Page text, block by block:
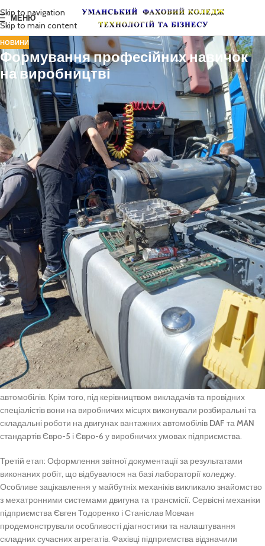
Skip to navigation
Skip to main content
МЕНЮ
НОВИНИ
Формування професійних навичок
на виробництві
Навчальна практика з спеціальних дисциплін — це фундамент
підготовки майбутніх фахівців. Вона дозволяє студентам застосувати
теоретичні знання, здобуті в аудиторіях, отримати реальний
практичний досвід та закріпити навички безпосередньо у виробничих
умовах.
Реалізуючи договори про співпрацю з провідними підприємствами
міста, вже вкотре викладачі спеціально-технічних дисциплін
продовжують інтегрувати навчання у виробничий процес. Так, під
керівництвом викладачів дисципліни «Трактори і автомобілі» —
Віктора Шевчука та Олександра Ващишина — здобувачі освіти групи
М-123 провели виїзні практичні заняття. Навчання проходило на базі
приватного підприємства за адресом: м. Умань, вул. Енергетична, 15.
Відповідно до методичних рекомендацій, практика була
організована у три етапи:
Перший етап Організаційні питання та вступний інструктаж з техніки
безпеки, які викладачі провели в лабораторії коледжу.
•
Другий етап:Безпосередня робота на виробництві. Здобувачі
освіти мали можливість безпосередньо на робочих місцях
ознайомитися з технологічним процесом виконання розбирально-
складальних і регулювальних робіт механізмів двигуна, а також
систем мащення і охолодження двигунів сучасних зарубіжних
автомобілів. Крім того, під керівництвом викладачів та провідних
спеціалістів вони на виробничих місцях виконували розбиральні та
складальні роботи на двигунах вантажних автомобілів DAF таMAN
стандартів Євро-5 і Євро-6 у виробничих умовах підприємства.
Третій етап: Оформлення звітної документації за результатами
виконаних робіт, що відбувалося на базі лабораторії коледжу.
Особливе зацікавлення у майбутніх механіків викликало знайомство
з мехатронними системами двигуна та трансмісії. Сервісні механіки
підприємства Євген Тодоренко і Станіслав Мовчан
продемонстрували особливості діагностики та налаштування
складних сучасних агрегатів. Фахівці підприємства відзначили